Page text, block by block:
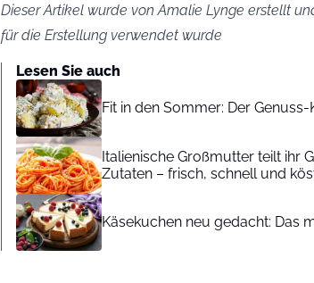
Dieser Artikel wurde von Amalie Lynge erstellt
für die Erstellung verwendet wurde
Lesen Sie auch
Fit in den Sommer: Der
Italienische Großmutter teilt ihr
Zutaten – frisch, schnell und
Käsekuchen neu gedacht: Das